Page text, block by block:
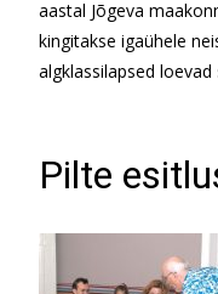
aastal Jõgeva
kingitakse igaühele
algklassilapsed
Pilte